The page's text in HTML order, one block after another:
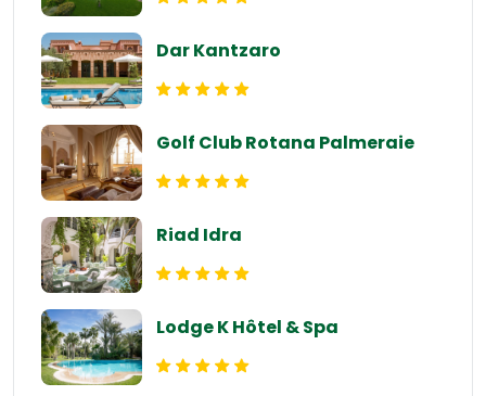
Dar Kantzaro
Golf Club Rotana Palmeraie
Riad Idra
Lodge K Hôtel & Spa